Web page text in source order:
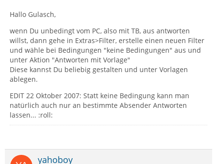
Hallo Gulasch,
wenn Du unbedingt vom PC, also mit TB, aus antworten
willst, dann gehe in Extras>Filter, erstelle einen neuen Filter
und wähle bei Bedingungen "keine Bedingungen" aus und
unter Aktion "Antworten mit Vorlage"
Diese kannst Du beliebig gestalten und unter Vorlagen
ablegen.
EDIT 22 Oktober 2007: Statt keine Bedingung kann man
natürlich auch nur an bestimmte Absender Antworten
lassen... :roll:
yahoboy